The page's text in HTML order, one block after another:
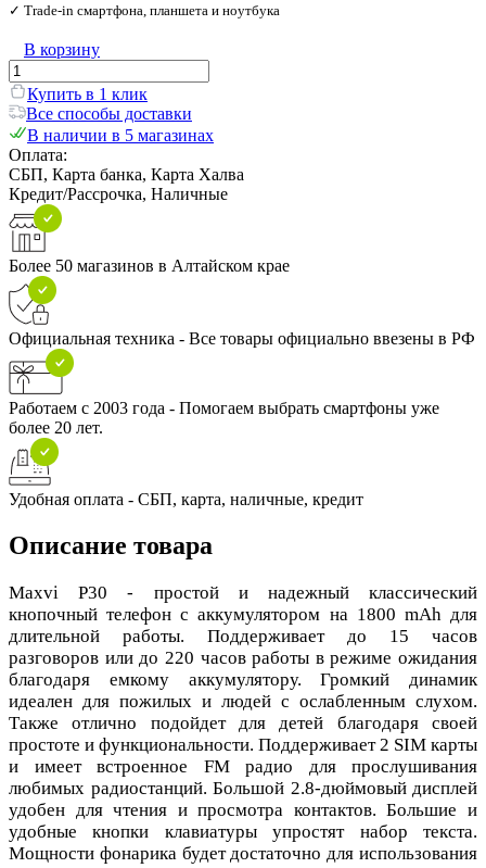
✓ Trade‑in смартфона, планшета и ноутбука
В корзину
Купить в 1 клик
Все способы доставки
В наличии в 5 магазинах
Оплата:
СБП, Карта банка, Карта Халва
Кредит/Рассрочка, Наличные
Более 50 магазинов в Алтайском крае
Официальная техника - Все товары официально ввезены в РФ
Работаем с 2003 года - Помогаем выбрать смартфоны уже
более 20 лет.
Удобная оплата - СБП, карта, наличные, кредит
Описание товара
Maxvi P30 - простой и надежный классический
кнопочный телефон с аккумулятором на 1800 mAh для
длительной работы. Поддерживает до 15 часов
разговоров или до 220 часов работы в режиме ожидания
благодаря емкому аккумулятору. Громкий динамик
идеален для пожилых и людей с ослабленным слухом.
Также отлично подойдет для детей благодаря своей
простоте и функциональности. Поддерживает 2 SIM карты
и имеет встроенное FM радио для прослушивания
любимых радиостанций. Большой 2.8-дюймовый дисплей
удобен для чтения и просмотра контактов. Большие и
удобные кнопки клавиатуры упростят набор текста.
Мощности фонарика будет достаточно для использования